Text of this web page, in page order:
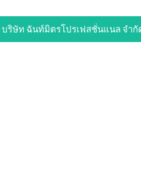
ริษัท ฉันท์มิตรโปรเฟสชั่นแนล จำกั